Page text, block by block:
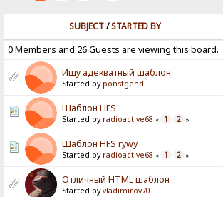
SUBJECT/STARTED BY
0 Members and 26 Guests are viewing this board.
Ищу адекватный шаблон
Started by ponsfgend
Шаблон HFS
Started by radioactive68 « 1 2 »
Шаблон HFS rywy
Started by radioactive68 « 1 2 »
Отличный HTML шаблон
Started byvladimirov70